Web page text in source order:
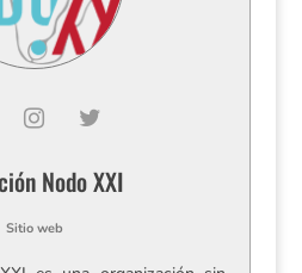
Nodo XXI
Sitio web